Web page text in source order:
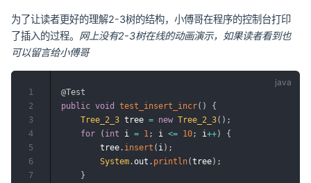
为了让读者更好的理解2-3树的结构，小傅哥在程序的控制台打印
了插入的过程。 网上没有2-3树在线的动画演示，如果读者看到也
可以留言给小傅哥
@Test
public void test_insert_incr( )
{
Tree_2_3 tree = new Tree_2_3( ) ;
for
( int i = 1; i <= 10; i++)
{
        tree
. insert ( i) ;
System .out . println(tree) ;
}
1
2
3
4
5
6
7